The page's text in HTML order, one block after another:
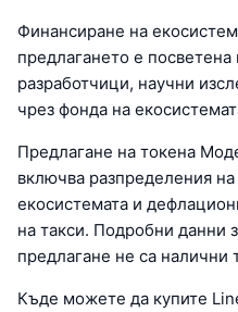
Финансиране на
предлагането е
разработчици, научни
чрез фонда на
Предлагане на токена
включва разпределения
екосистемата и
на такси. Подробни данни
предлагане не са налични
Къде можете да купите